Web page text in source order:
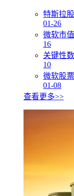
特斯拉
01-26
微软市
16
关键性
10
微软股
01-08
查看更多>>